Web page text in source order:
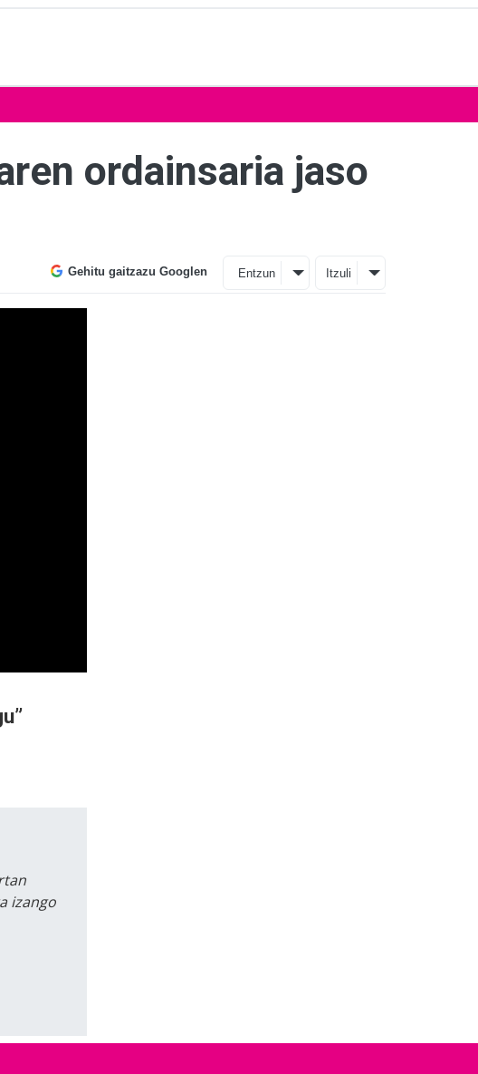
ordainsaria jaso
Gehitu gaitzazu Googlen Entzun Itzuli
izango